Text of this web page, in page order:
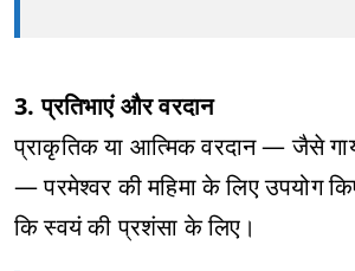
3. प्रतिभाएं और वरदान
प्राकृतिक या आत्मिक वरदान — जैसे
— परमेश्वर की महिमा के लिए उपयोग
कि स्वयं की प्रशंसा के लिए।